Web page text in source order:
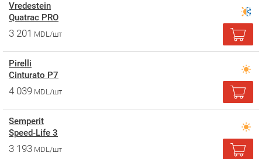
Vredestein
Quatrac PRO
3 201 MDL/шт
Pirelli
Cinturato P7
4 039 MDL/шт
Semperit
Speed-Life 3
3 193 MDL/шт